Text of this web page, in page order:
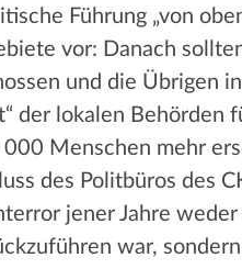
Führung „von
vor: Danach
und die Übrigen
der lokalen Behörden
Menschen mehr
des Politbüros des
jener Jahre
war,